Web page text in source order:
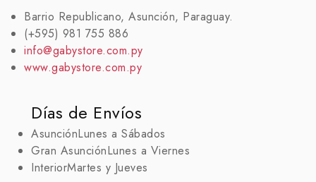
Barrio Republicano, Asunción, Paraguay.
(+595) 981 755 886
info@gabystore.com.py
www.gabystore.com.py
Días de Envíos
AsunciónLunes a Sábados
Gran AsunciónLunes a Viernes
InteriorMartes y Jueves